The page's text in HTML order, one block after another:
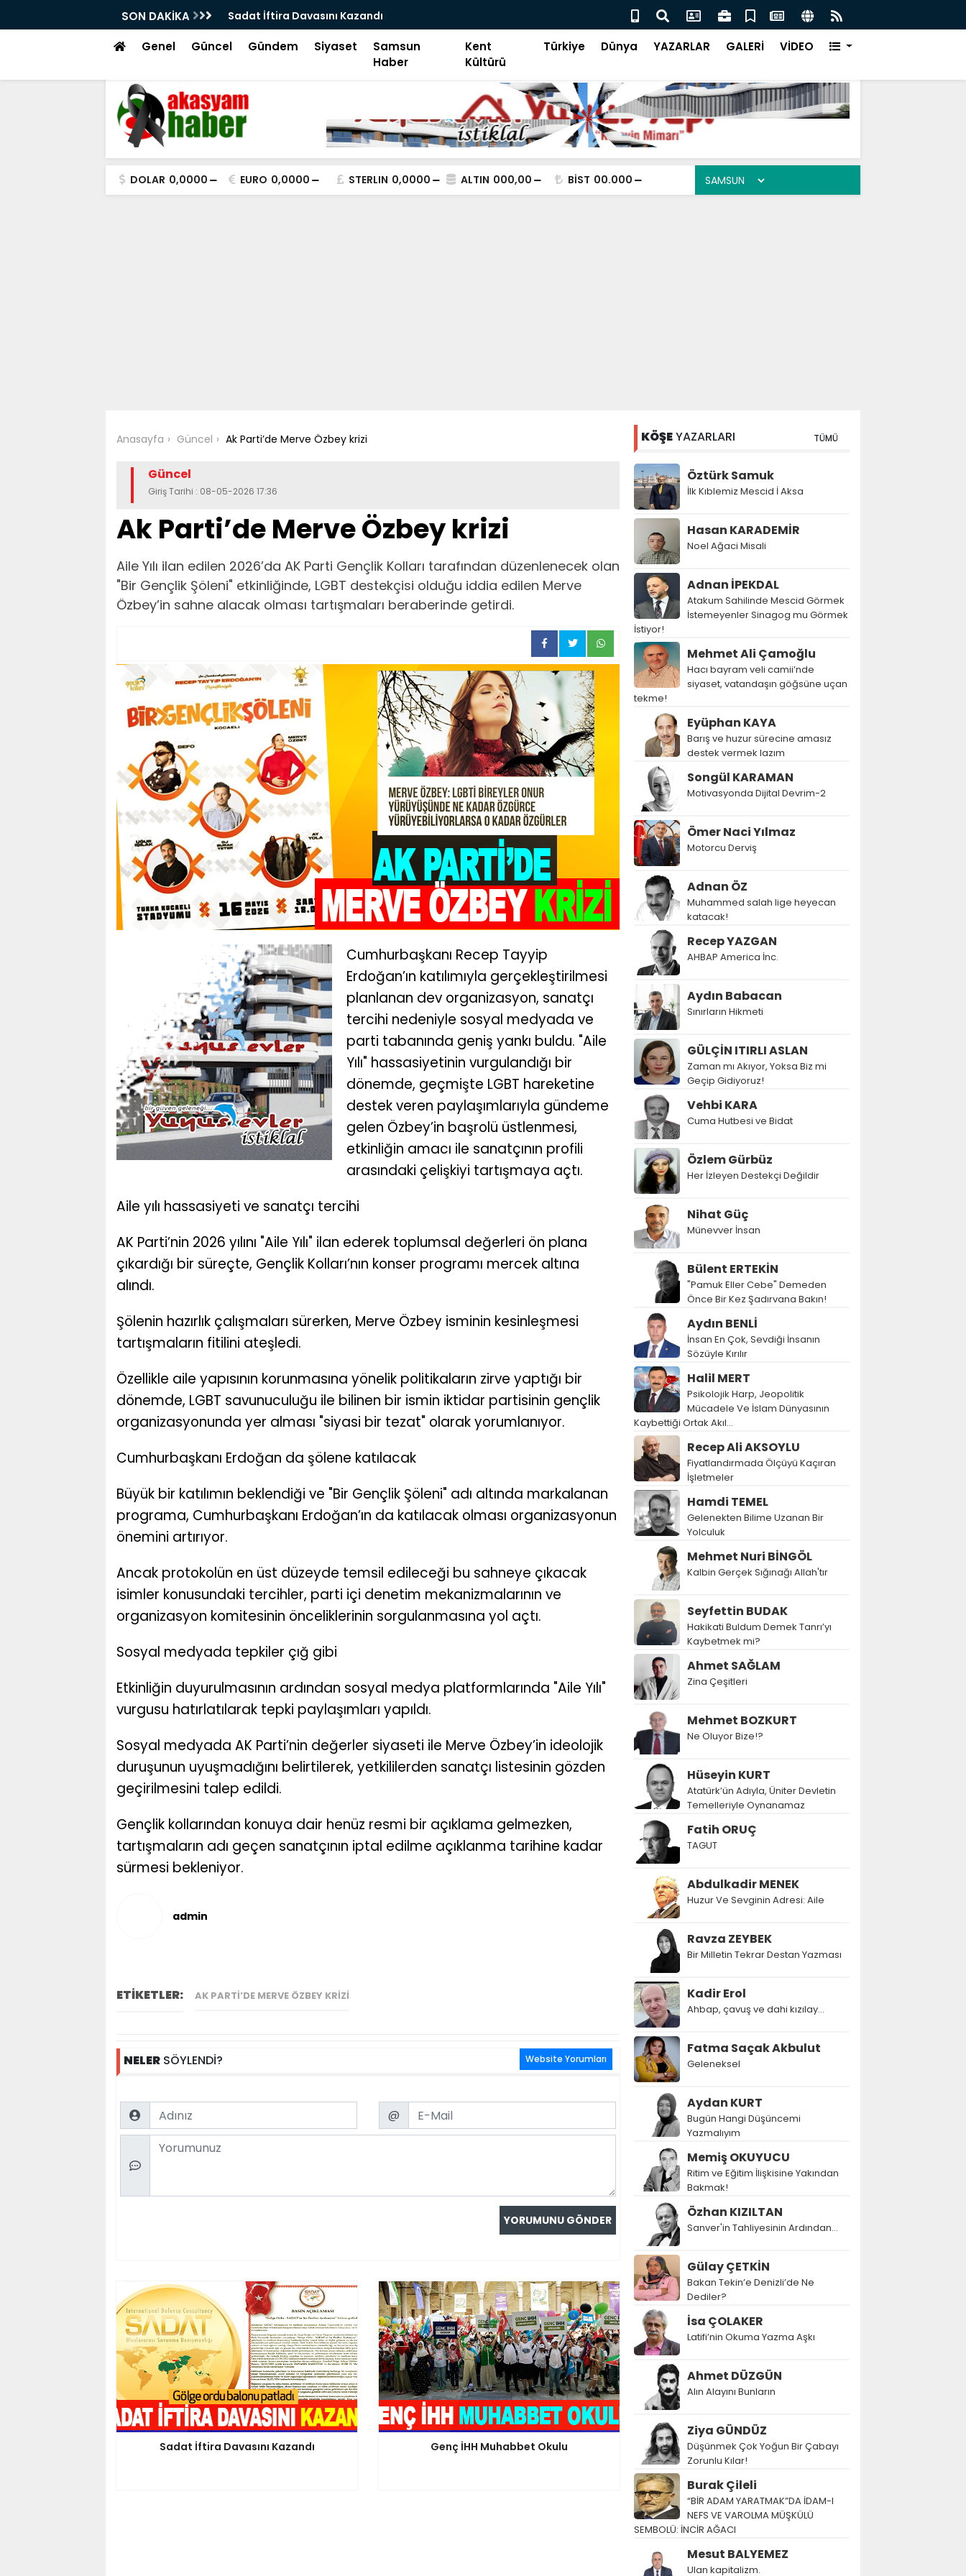
SON DAKİKA İlk Kıblemiz Mescid İ Aksa Genç İHH Muhabbet Okulu
Genel Güncel Gündem Siyaset
Samsun
Haber
Kent
Kültürü
Türkiye Dünya YAZARLAR GALERİ VİDEO
DOLAR 0,0000 EURO 0,0000 STERLIN 0,0000 ALTIN 000,00 BİST 00.000
Anasayfa Güncel Ak Parti’de Merve Özbey krizi
Güncel
Giriş Tarihi : 08-05-2026 17:36
Ak Parti’de Merve Özbey krizi
Aile Yılı ilan edilen 2026’da AK Parti Gençlik Kolları tarafından düzenlenecek olan
"Bir Gençlik Şöleni" etkinliğinde, LGBT destekçisi olduğu iddia edilen Merve
Özbey’in sahne alacak olması tartışmaları beraberinde getirdi.
Cumhurbaşkanı Recep Tayyip
Erdoğan’ın katılımıyla gerçekleştirilmesi
planlanan dev organizasyon, sanatçı
tercihi nedeniyle sosyal medyada ve
parti tabanında geniş yankı buldu. "Aile
Yılı" hassasiyetinin vurgulandığı bir
dönemde, geçmişte LGBT hareketine
destek veren paylaşımlarıyla gündeme
gelen Özbey’in başrolü üstlenmesi,
etkinliğin amacı ile sanatçının profili
arasındaki çelişkiyi tartışmaya açtı.
Aile yılı hassasiyeti ve sanatçı tercihi
AK Parti’nin 2026 yılını "Aile Yılı" ilan ederek toplumsal değerleri ön plana
çıkardığı bir süreçte, Gençlik Kolları’nın konser programı mercek altına
alındı.
Şölenin hazırlık çalışmaları sürerken, Merve Özbey isminin kesinleşmesi
tartışmaların fitilini ateşledi.
Özellikle aile yapısının korunmasına yönelik politikaların zirve yaptığı bir
dönemde, LGBT savunuculuğu ile bilinen bir ismin iktidar partisinin gençlik
organizasyonunda yer alması "siyasi bir tezat" olarak yorumlanıyor.
Cumhurbaşkanı Erdoğan da şölene katılacak
Büyük bir katılımın beklendiği ve "Bir Gençlik Şöleni" adı altında markalanan
programa, Cumhurbaşkanı Erdoğan’ın da katılacak olması organizasyonun
önemini artırıyor.
Ancak protokolün en üst düzeyde temsil edileceği bu sahneye çıkacak
isimler konusundaki tercihler, parti içi denetim mekanizmalarının ve
organizasyon komitesinin önceliklerinin sorgulanmasına yol açtı.
Sosyal medyada tepkiler çığ gibi
Etkinliğin duyurulmasının ardından sosyal medya platformlarında "Aile Yılı"
vurgusu hatırlatılarak tepki paylaşımları yapıldı.
Sosyal medyada AK Parti’nin değerler siyaseti ile Merve Özbey’in ideolojik
duruşunun uyuşmadığını belirtilerek, yetkililerden sanatçı listesinin gözden
geçirilmesini talep edildi.
Gençlik kollarından konuya dair henüz resmi bir açıklama gelmezken,
tartışmaların adı geçen sanatçının iptal edilme açıklanma tarihine kadar
sürmesi bekleniyor.
admin
ETİKETLER: AK PARTI’DE MERVE ÖZBEY KRIZI
NELER SÖYLENDİ? Website Yorumları
Name Email
@
Comment
Sadat İftira Davasını Kazandı Genç İHH Muhabbet Okulu
KÖŞEYAZARLARI TÜMÜ
Öztürk Samuk
İlk Kıblemiz Mescid İ Aksa
Hasan KARADEMİR
Noel Ağaci Misali
Adnan İPEKDAL
Atakum Sahilinde Mescid Görmek
İstemeyenler Sinagog mu Görmek
İstiyor!
Mehmet Ali Çamoğlu
Hacı bayram veli camii’nde
siyaset, vatandaşın göğsüne uçan
tekme!
Eyüphan KAYA
Barış ve huzur sürecine amasız
destek vermek lazım
Songül KARAMAN
Motivasyonda Dijital Devrim-2
Ömer Naci Yılmaz
Motorcu Derviş
Adnan ÖZ
Muhammed salah lige heyecan
katacak!
Recep YAZGAN
AHBAP America İnc.
Aydın Babacan
Sınırların Hikmeti
GÜLÇİN ITIRLI ASLAN
Zaman mı Akıyor, Yoksa Biz mi
Geçip Gidiyoruz!
Vehbi KARA
Cuma Hutbesi ve Bidat
Özlem Gürbüz
Her İzleyen Destekçi Değildir
Nihat Güç
Münevver İnsan
Bülent ERTEKİN
"Pamuk Eller Cebe" Demeden
Önce Bir Kez Şadırvana Bakın!
Aydın BENLİ
İnsan En Çok, Sevdiği İnsanın
Sözüyle Kırılır
Halil MERT
Psikolojik Harp, Jeopolitik
Mücadele Ve İslam Dünyasının
Kaybettiği Ortak Akıl…
Recep Ali AKSOYLU
Fiyatlandırmada Ölçüyü Kaçıran
İşletmeler
Hamdi TEMEL
Gelenekten Bilime Uzanan Bir
Yolculuk
Mehmet Nuri BİNGÖL
Kalbin Gerçek Sığınağı Allah'tır
Seyfettin BUDAK
Hakikati Buldum Demek Tanrı’yı
Kaybetmek mi?
Ahmet SAĞLAM
Zina Çeşitleri
Mehmet BOZKURT
Ne Oluyor Bize!?
Hüseyin KURT
Atatürk’ün Adıyla, Üniter Devletin
Temelleriyle Oynanamaz
Fatih ORUÇ
TAGUT
Abdulkadir MENEK
Huzur Ve Sevginin Adresi: Aile
Ravza ZEYBEK
Bir Milletin Tekrar Destan Yazması
Kadir Erol
Ahbap, çavuş ve dahi kızılay...
Fatma Saçak Akbulut
Geleneksel
Aydan KURT
Bugün Hangi Düşüncemi
Yazmalıyım
Memiş OKUYUCU
Ritim ve Eğitim İlişkisine Yakından
Bakmak!
Özhan KIZILTAN
Sanver'in Tahliyesinin Ardından…
Gülay ÇETKİN
Bakan Tekin’e Denizli’de Ne
Dediler?
İsa ÇOLAKER
Latifi’nin Okuma Yazma Aşkı
Ahmet DÜZGÜN
Alın Alayını Bunların
Ziya GÜNDÜZ
Düşünmek Çok Yoğun Bir Çabayı
Zorunlu Kılar!
Burak Çileli
“BİR ADAM YARATMAK”DA İDAM-I
NEFS VE VAROLMA MÜŞKÜLÜ
SEMBOLÜ: İNCİR AĞACI
Mesut BALYEMEZ
Ulan kapitalizm.